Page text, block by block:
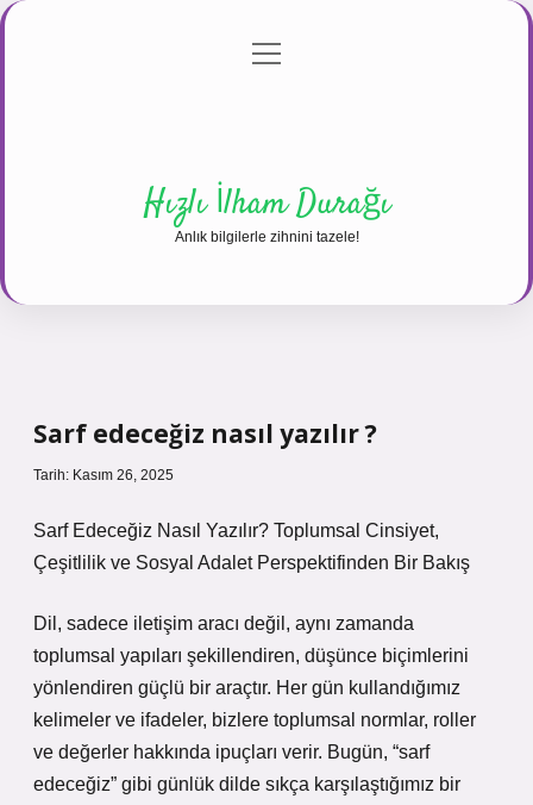
Gizlilik Politikası
menüyü
Hızlı İlham Durağı
Anlık bilgilerle zihnini tazele!
Sarf edeceğiz nasıl yazılır ?
Tarih: Kasım 26, 2025
Sarf Edeceğiz Nasıl Yazılır? Toplumsal Cinsiyet,
Çeşitlilik ve Sosyal Adalet Perspektifinden Bir Bakış
Dil, sadece iletişim aracı değil, aynı zamanda
toplumsal yapıları şekillendiren, düşünce biçimlerini
yönlendiren güçlü bir araçtır. Her gün kullandığımız
kelimeler ve ifadeler, bizlere toplumsal normlar, roller
ve değerler hakkında ipuçları verir. Bugün, “sarf
edeceğiz” gibi günlük dilde sıkça karşılaştığımız bir